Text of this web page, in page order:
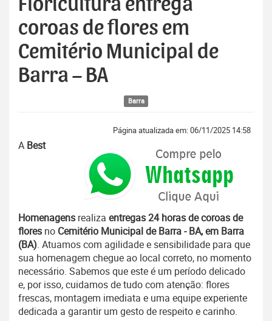
Floricultura entrega
coroas de flores em
Cemitério Municipal de
Barra – BA
Barra
Página atualizada em: 06/11/2025 14:58
A Best
Homenagens realiza entregas 24 horas de coroas de
flores no Cemitério Municipal de Barra - BA, em Barra
(BA). Atuamos com agilidade e sensibilidade para que
sua homenagem chegue ao local correto, no momento
necessário. Sabemos que este é um período delicado
e, por isso, cuidamos de tudo com atenção: flores
frescas, montagem imediata e uma equipe experiente
dedicada a garantir um gesto de respeito e carinho.